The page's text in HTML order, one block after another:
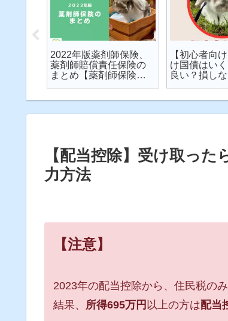
2022年版薬剤師保険、
薬剤師賠償責任保険の
まとめ【薬剤師保険】
【初心者向
け国債はい
良い？損し
【配当控除】受け取っ
力方法
【注意】
2023年の配当控除から、住民税の
結果、 所得695万円 以上の方は配当